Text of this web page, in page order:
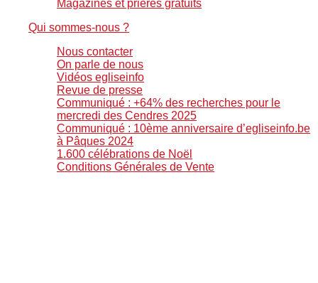
Magazines et prières gratuits
Qui sommes-nous ?
Nous contacter
On parle de nous
Vidéos egliseinfo
Revue de presse
Communiqué : +64% des recherches pour le
mercredi des Cendres 2025
Communiqué : 10ème anniversaire d’egliseinfo.be
à Pâques 2024
1.600 célébrations de Noël
Conditions Générales de Vente